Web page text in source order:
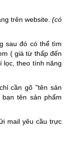
trên website.(có
sau đó có thể tìm
( giá từ thấp đến
lọc, theo tính năng
cần gõ "tên sản
tên sản phẩm
mail yêu cầu trực